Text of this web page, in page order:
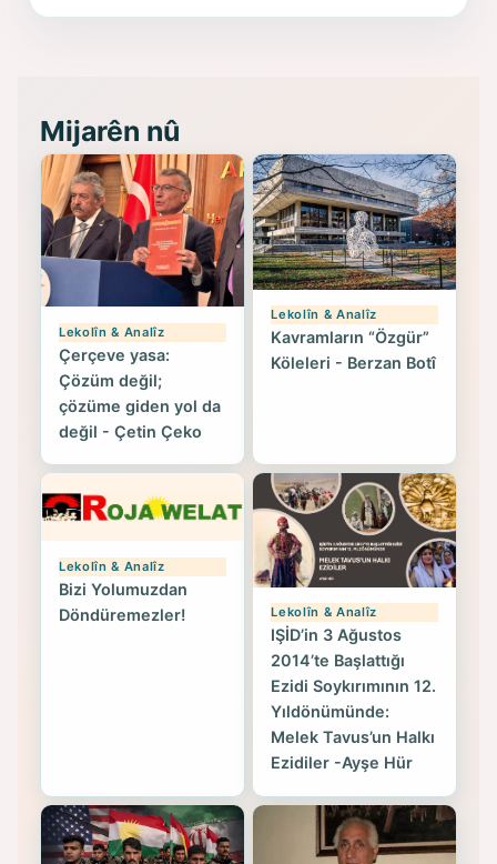
(Hoybun)’un Kuruluş Çalışmaları- 8
Mijarên nû
Lekolîn & Analîz
Çerçeve yasa:
Çözüm değil;
çözüme giden yol da
değil - Çetin Çeko
Lekolîn & Analîz
Kavramların “Özgür”
Köleleri - Berzan Botî
Lekolîn & Analîz
Bizi Yolumuzdan
Döndüremezler!
Lekolîn & Analîz
IŞİD’in 3 Ağustos
2014’te Başlattığı
Ezidi Soykırımının 12.
Yıldönümünde:
Melek Tavus’un Halkı
Ezidiler -Ayşe Hür